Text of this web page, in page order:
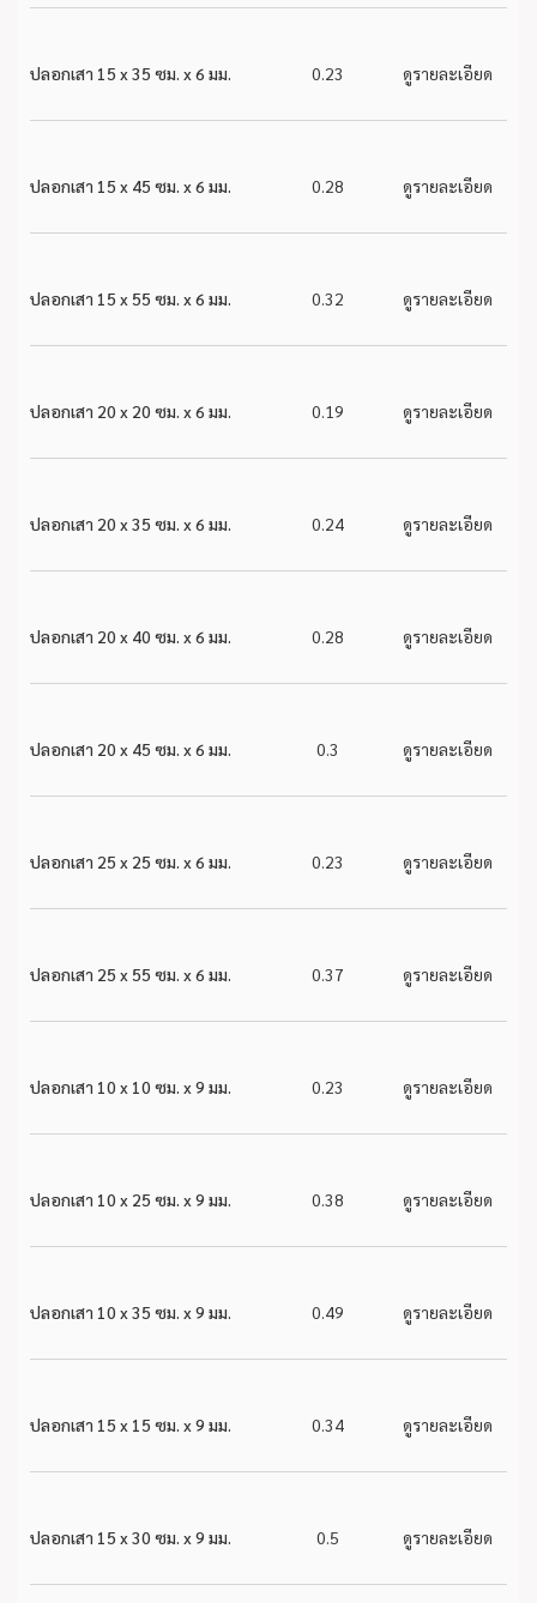
ปลอกเสา 15 x 35 ซม. x 6 มม. 0.23 ดูรายละเอียด
ปลอกเสา 15 x 45 ซม. x 6 มม. 0.28 ดูรายละเอียด
ปลอกเสา 15 x 55 ซม. x 6 มม. 0.32 ดูรายละเอียด
ปลอกเสา 20 x 20 ซม. x 6 มม. 0.19 ดูรายละเอียด
ปลอกเสา 20 x 35 ซม. x 6 มม. 0.24 ดูรายละเอียด
ปลอกเสา 20 x 40 ซม. x 6 มม. 0.28 ดูรายละเอียด
ปลอกเสา 20 x 45 ซม. x 6 มม. 0.3 ดูรายละเอียด
ปลอกเสา 25 x 25 ซม. x 6 มม. 0.23 ดูรายละเอียด
ปลอกเสา 25 x 55 ซม. x 6 มม. 0.37 ดูรายละเอียด
ปลอกเสา 10 x 10 ซม. x 9 มม. 0.23 ดูรายละเอียด
ปลอกเสา 10 x 25 ซม. x 9 มม. 0.38 ดูรายละเอียด
ปลอกเสา 10 x 35 ซม. x 9 มม. 0.49 ดูรายละเอียด
ปลอกเสา 15 x 15 ซม. x 9 มม. 0.34 ดูรายละเอียด
ปลอกเสา 15 x 30 ซม. x 9 มม. 0.5 ดูรายละเอียด